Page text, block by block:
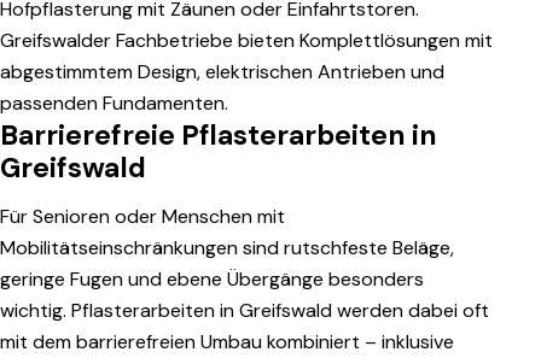
Hofpflasterung mit Zäunen oder Einfahrtstoren.
Greifswalder Fachbetriebe bieten Komplettlösungen mit
abgestimmtem Design, elektrischen Antrieben und
passenden Fundamenten.
Barrierefreie Pflasterarbeiten in
Greifswald
Für Senioren oder Menschen mit
Mobilitätseinschränkungen sind rutschfeste Beläge,
geringe Fugen und ebene Übergänge besonders
wichtig. Pflasterarbeiten in Greifswald werden dabei oft
mit dem barrierefreien Umbau kombiniert – inklusive